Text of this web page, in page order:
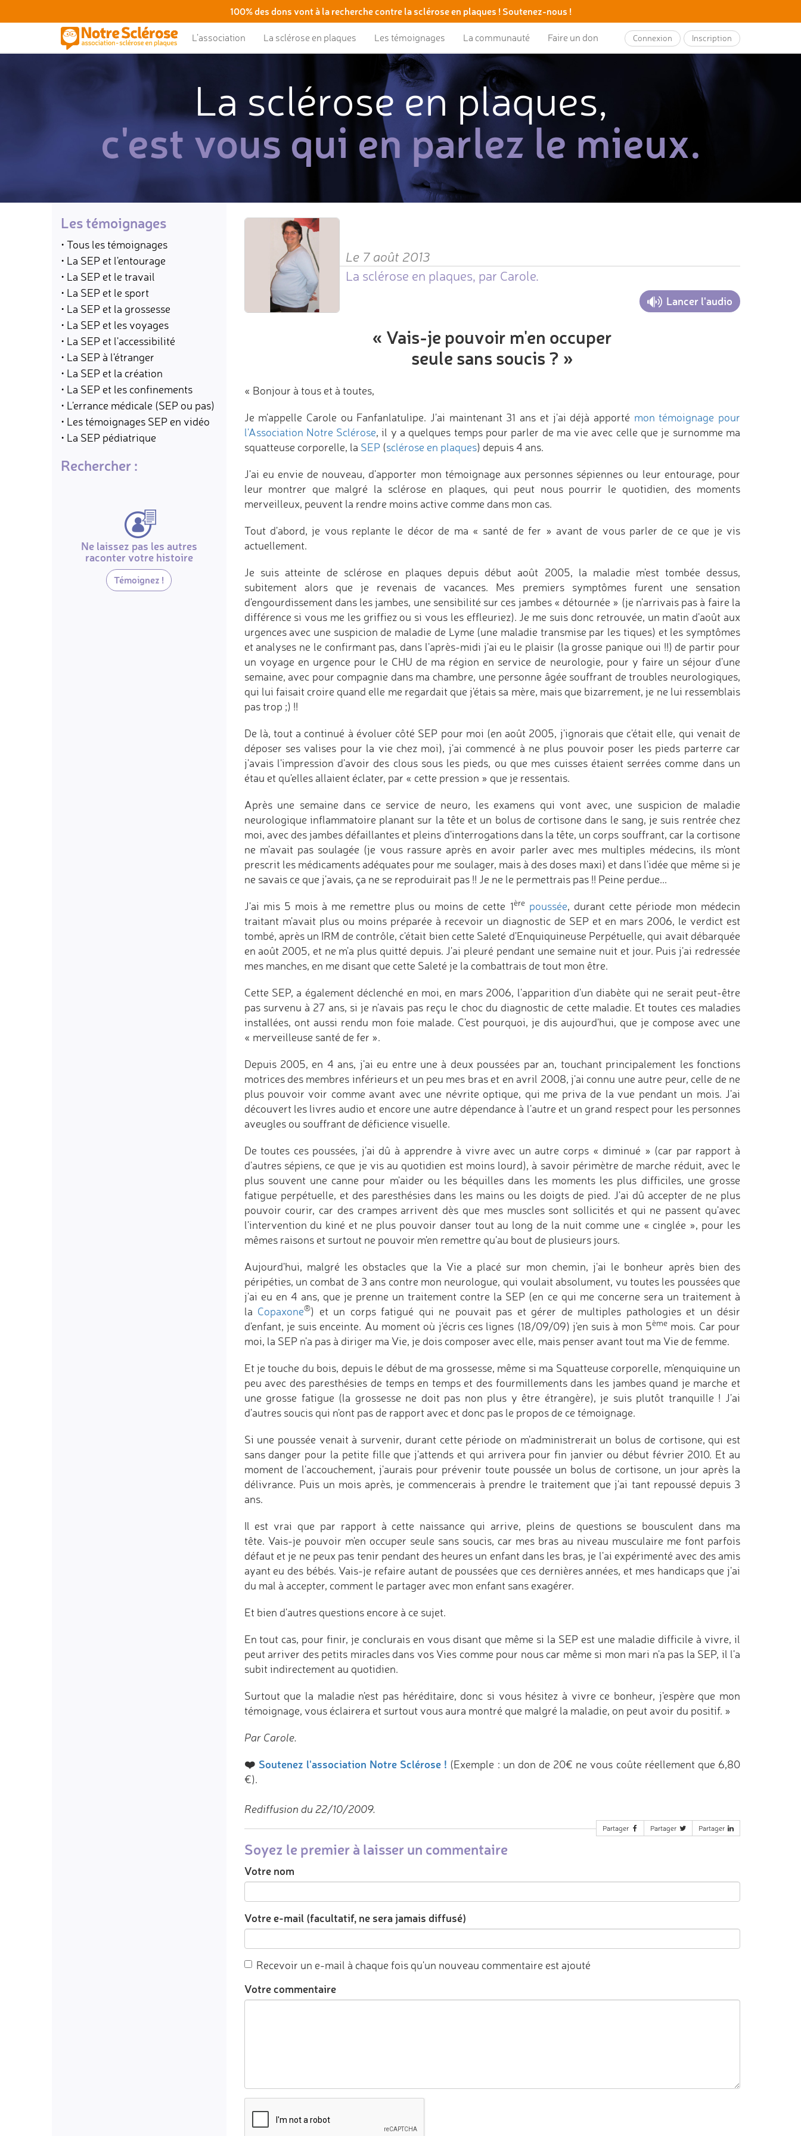
100% des dons vont à la recherche contre la sclérose en plaques ! Soutenez-nous !
L’association La sclérose en plaques Les témoignages La communauté Faire un don Connexion Inscription
La sclérose en plaques,
c'est vous qui en parlez le mieux.
Les témoignages
• Tous les témoignages
• La SEP et l'entourage
• La SEP et le travail
• La SEP et le sport
• La SEP et la grossesse
• La SEP et les voyages
• La SEP et l'accessibilité
• La SEP à l'étranger
• La SEP et la création
• La SEP et les confinements
• L'errance médicale (SEP ou pas)
• Les témoignages SEP en vidéo
• La SEP pédiatrique
Rechercher :
Ne laissez pas les autres
raconter votre histoire
Témoignez !
Le 7 août 2013
La sclérose en plaques, par Carole.
Lancer l'audio
« Vais-je pouvoir m'en occuper
seule sans soucis ? »
« Bonjour à tous et à toutes,
Je m'appelle Carole ou Fanfanlatulipe. J'ai maintenant 31 ans et j'ai déjà apporté mon témoignage pour
l'Association Notre Sclérose, il y a quelques temps pour parler de ma vie avec celle que je surnomme ma
squatteuse corporelle, la SEP(sclérose en plaques) depuis 4 ans.
J'ai eu envie de nouveau, d'apporter mon témoignage aux personnes sépiennes ou leur entourage, pour
leur montrer que malgré la sclérose en plaques, qui peut nous pourrir le quotidien, des moments
merveilleux, peuvent la rendre moins active comme dans mon cas.
Tout d'abord, je vous replante le décor de ma « santé de fer » avant de vous parler de ce que je vis
actuellement.
Je suis atteinte de sclérose en plaques depuis début août 2005, la maladie m'est tombée dessus,
subitement alors que je revenais de vacances. Mes premiers symptômes furent une sensation
d'engourdissement dans les jambes, une sensibilité sur ces jambes « détournée » (je n'arrivais pas à faire la
différence si vous me les griffiez ou si vous les effleuriez). Je me suis donc retrouvée, un matin d'août aux
urgences avec une suspicion de maladie de Lyme (une maladie transmise par les tiques) et les symptômes
et analyses ne le confirmant pas, dans l'après-midi j'ai eu le plaisir (la grosse panique oui !!) de partir pour
un voyage en urgence pour le CHU de ma région en service de neurologie, pour y faire un séjour d'une
semaine, avec pour compagnie dans ma chambre, une personne âgée souffrant de troubles neurologiques,
qui lui faisait croire quand elle me regardait que j'étais sa mère, mais que bizarrement, je ne lui ressemblais
pas trop ;) !!
De là, tout a continué à évoluer côté SEP pour moi (en août 2005, j'ignorais que c'était elle, qui venait de
déposer ses valises pour la vie chez moi), j'ai commencé à ne plus pouvoir poser les pieds parterre car
j'avais l'impression d'avoir des clous sous les pieds, ou que mes cuisses étaient serrées comme dans un
étau et qu'elles allaient éclater, par « cette pression » que je ressentais.
Après une semaine dans ce service de neuro, les examens qui vont avec, une suspicion de maladie
neurologique inflammatoire planant sur la tête et un bolus de cortisone dans le sang, je suis rentrée chez
moi, avec des jambes défaillantes et pleins d'interrogations dans la tête, un corps souffrant, car la cortisone
ne m'avait pas soulagée (je vous rassure après en avoir parler avec mes multiples médecins, ils m'ont
prescrit les médicaments adéquates pour me soulager, mais à des doses maxi) et dans l'idée que même si je
ne savais ce que j'avais, ça ne se reproduirait pas !! Je ne le permettrais pas !! Peine perdue...
J'ai mis 5 mois à me remettre plus ou moins de cette 1ère poussée, durant cette période mon médecin
traitant m'avait plus ou moins préparée à recevoir un diagnostic de SEP et en mars 2006, le verdict est
tombé, après un IRM de contrôle, c'était bien cette Saleté d'Enquiquineuse Perpétuelle, qui avait débarquée
en août 2005, et ne m'a plus quitté depuis. J'ai pleuré pendant une semaine nuit et jour. Puis j'ai redressée
mes manches, en me disant que cette Saleté je la combattrais de tout mon être.
Cette SEP, a également déclenché en moi, en mars 2006, l'apparition d'un diabète qui ne serait peut-être
pas survenu à 27 ans, si je n'avais pas reçu le choc du diagnostic de cette maladie. Et toutes ces maladies
installées, ont aussi rendu mon foie malade. C'est pourquoi, je dis aujourd'hui, que je compose avec une
« merveilleuse santé de fer ».
Depuis 2005, en 4 ans, j'ai eu entre une à deux poussées par an, touchant principalement les fonctions
motrices des membres inférieurs et un peu mes bras et en avril 2008, j'ai connu une autre peur, celle de ne
plus pouvoir voir comme avant avec une névrite optique, qui me priva de la vue pendant un mois. J'ai
découvert les livres audio et encore une autre dépendance à l'autre et un grand respect pour les personnes
aveugles ou souffrant de déficience visuelle.
De toutes ces poussées, j'ai dû à apprendre à vivre avec un autre corps « diminué » (car par rapport à
d'autres sépiens, ce que je vis au quotidien est moins lourd), à savoir périmètre de marche réduit, avec le
plus souvent une canne pour m'aider ou les béquilles dans les moments les plus difficiles, une grosse
fatigue perpétuelle, et des paresthésies dans les mains ou les doigts de pied. J'ai dû accepter de ne plus
pouvoir courir, car des crampes arrivent dès que mes muscles sont sollicités et qui ne passent qu'avec
l'intervention du kiné et ne plus pouvoir danser tout au long de la nuit comme une « cinglée », pour les
mêmes raisons et surtout ne pouvoir m'en remettre qu'au bout de plusieurs jours.
Aujourd'hui, malgré les obstacles que la Vie a placé sur mon chemin, j'ai le bonheur après bien des
péripéties, un combat de 3 ans contre mon neurologue, qui voulait absolument, vu toutes les poussées que
j'ai eu en 4 ans, que je prenne un traitement contre la SEP (en ce qui me concerne sera un traitement à
la Copaxone®) et un corps fatigué qui ne pouvait pas et gérer de multiples pathologies et un désir
d'enfant, je suis enceinte. Au moment où j'écris ces lignes (18/09/09) j'en suis à mon 5ème mois. Car pour
moi, la SEP n'a pas à diriger ma Vie, je dois composer avec elle, mais penser avant tout ma Vie de femme.
Et je touche du bois, depuis le début de ma grossesse, même si ma Squatteuse corporelle, m'enquiquine un
peu avec des paresthésies de temps en temps et des fourmillements dans les jambes quand je marche et
une grosse fatigue (la grossesse ne doit pas non plus y être étrangère), je suis plutôt tranquille ! J'ai
d'autres soucis qui n'ont pas de rapport avec et donc pas le propos de ce témoignage.
Si une poussée venait à survenir, durant cette période on m'administrerait un bolus de cortisone, qui est
sans danger pour la petite fille que j'attends et qui arrivera pour fin janvier ou début février 2010. Et au
moment de l'accouchement, j'aurais pour prévenir toute poussée un bolus de cortisone, un jour après la
délivrance. Puis un mois après, je commencerais à prendre le traitement que j'ai tant repoussé depuis 3
ans.
Il est vrai que par rapport à cette naissance qui arrive, pleins de questions se bousculent dans ma
tête. Vais-je pouvoir m'en occuper seule sans soucis, car mes bras au niveau musculaire me font parfois
défaut et je ne peux pas tenir pendant des heures un enfant dans les bras, je l'ai expérimenté avec des amis
ayant eu des bébés. Vais-je refaire autant de poussées que ces dernières années, et mes handicaps que j'ai
du mal à accepter, comment le partager avec mon enfant sans exagérer.
Et bien d'autres questions encore à ce sujet.
En tout cas, pour finir, je conclurais en vous disant que même si la SEP est une maladie difficile à vivre, il
peut arriver des petits miracles dans vos Vies comme pour nous car même si mon mari n'a pas la SEP, il l'a
subit indirectement au quotidien.
Surtout que la maladie n'est pas héréditaire, donc si vous hésitez à vivre ce bonheur, j'espère que mon
témoignage, vous éclairera et surtout vous aura montré que malgré la maladie, on peut avoir du positif. »
Par Carole.
❤️ Soutenez l'association Notre Sclérose ! (Exemple : un don de 20€ ne vous coûte réellement que 6,80
€).
Rediffusion du 22/10/2009.
Partager Partager Partager
Soyez le premier à laisser un commentaire
Votre nom
Votre e-mail (facultatif, ne sera jamais diffusé)
Recevoir un e-mail à chaque fois qu'un nouveau commentaire est ajouté
Votre commentaire